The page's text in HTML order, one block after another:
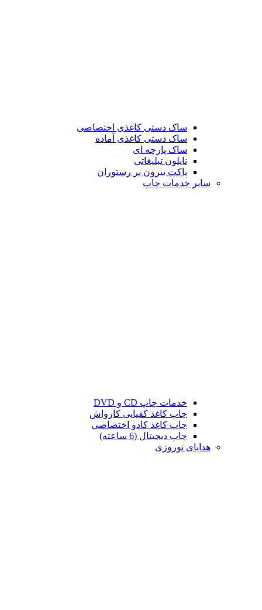
ساک دستی کاغذی اختصاصی
ساک دستی کاغذی آماده
ساک پارچه ای
نایلون تبلیغاتی
پاکت بیرون بر رستوران
سایر خدمات چاپ
خدمات چاپ CD و DVD
چاپ کاغذ کفپایی کارواش
چاپ کاغذ کادو اختصاصی
چاپ دیجیتال (6 ساعته)
هدایای نوروزی